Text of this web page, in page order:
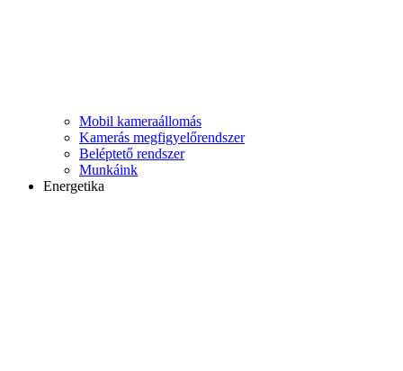
Mobil kameraállomás
Kamerás megfigyelőrendszer
Beléptető rendszer
Munkáink
Energetika